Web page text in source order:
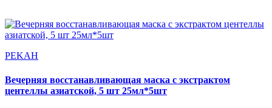
PEKAH
Вечерняя восстанавливающая маска с экстрактом
центеллы азиатской, 5 шт 25мл*5шт